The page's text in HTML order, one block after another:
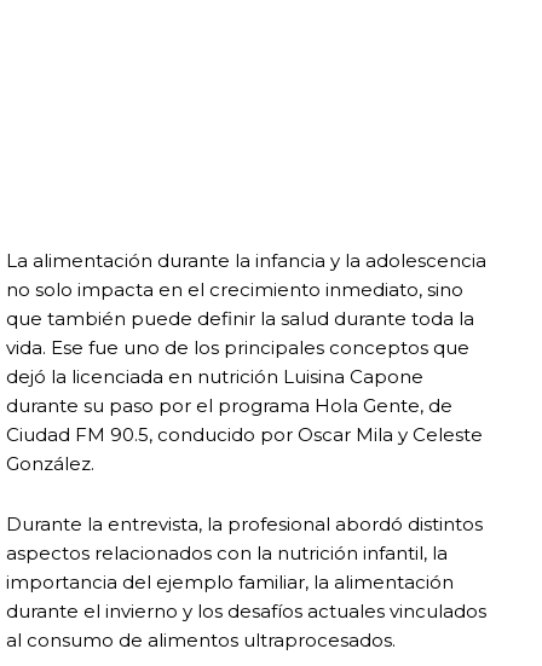
La alimentación durante la infancia y la adolescencia
no solo impacta en el crecimiento inmediato, sino
que también puede definir la salud durante toda la
vida. Ese fue uno de los principales conceptos que
dejó la licenciada en nutrición Luisina Capone
durante su paso por el programa Hola Gente, de
Ciudad FM 90.5, conducido por Oscar Mila y Celeste
González.
Durante la entrevista, la profesional abordó distintos
aspectos relacionados con la nutrición infantil, la
importancia del ejemplo familiar, la alimentación
durante el invierno y los desafíos actuales vinculados
al consumo de alimentos ultraprocesados.